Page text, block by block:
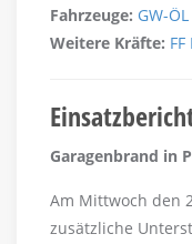
Fahrzeuge: GW-
Weitere Kräfte:
Garagenbrand in
Am Mittwoch den
zusätzliche